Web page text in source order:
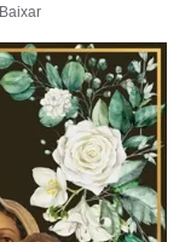
Baixar